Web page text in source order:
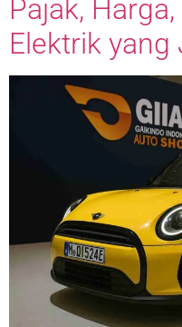
Pajak,
Elektrik